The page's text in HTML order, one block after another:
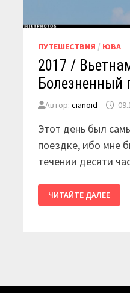
ПУТЕШЕСТВИЯ / ЮВА
2017 /
Болезненный
Автор:cianoid
Этот день был
поездке, ибо мне
течении десяти
/
ВЬЕТНАМ.
ЧИТАЙТЕ ДАЛЕЕ